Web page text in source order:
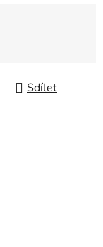
Sdílet